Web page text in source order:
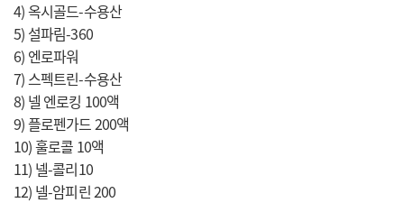
4) 옥시골드-수용산
5) 설파림-360
6) 엔로파워
7) 스펙트린-수용산
8) 넬 엔로킹 100액
9) 플로펜가드 200액
10) 훌로콜 10액
11) 넬-콜리10
12) 넬-암피린 200